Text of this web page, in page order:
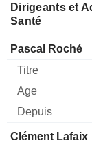
Dirigeants et
Santé
Dirigeant Titre
Pascal Roché
Clément Lafaix